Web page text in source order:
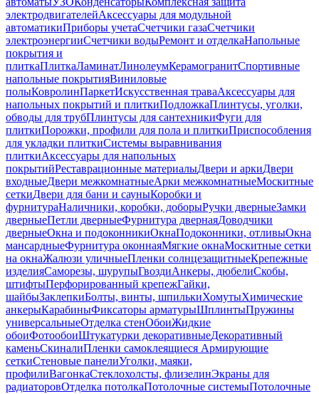
электродвигателейАксессуары для модульной
автоматикиПриборы учетаСчетчики газаСчетчики
электроэнергииСчетчики водыРемонт и отделкаНапольные
покрытия и
плиткаПлиткаЛаминатЛинолеумКерамогранитСпортивные
напольные покрытияВиниловые
полыКовролинПаркетИскусственная траваАксессуары для
напольных покрытий и плиткиПодложкаПлинтусы, уголки,
обводы для трубПлинтусы для сантехникиФуги для
плиткиПорожки, профили для пола и плиткиПриспособления
для укладки плиткиСистемы выравнивания
плиткиАксессуары для напольных
покрытийРеставрационные материалыДвери и аркиДвери
входныеДвери межкомнатныеАрки межкомнатныеМоскитные
сеткиДвери для бани и сауныКоробки и
фурнитураНаличники, коробки, доборыРучки дверныеЗамки
дверныеПетли дверныеФурнитура двернаяДоводчики
дверныеОкна и подоконникиОкнаПодоконники, отливыОкна
мансардныеФурнитура оконнаяМягкие окнаМоскитные сетки
на окнаЖалюзи уличныеПленки солнцезащитныеКрепежные
изделияСаморезы, шурупыГвоздиАнкеры, дюбелиСкобы,
штифтыПерфорированный крепежГайки,
шайбыЗаклепкиБолты, винты, шпилькиХомутыХимические
анкерыКарабиныФиксаторы арматурыШплинтыПружины
универсальныеОтделка стенОбоиЖидкие
обоиФотообоиШтукатурки декоративныеДекоративный
каменьСкиналиПленки самоклеящиеся Армирующие
сеткиСтеновые панелиУголки, маяки,
профилиВагонкаСтеклохолсты, флизелинЭкраны для
радиаторовОтделка потолкаПотолочные системыПотолочные